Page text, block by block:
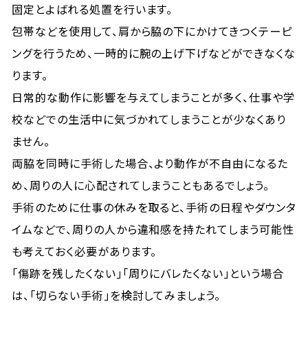
固定とよばれる処置を行います。
包帯などを使用して、肩から脇の下にかけてきつくテーピ
ングを行うため、一時的に腕の上げ下げなどができなくな
ります。
日常的な動作に影響を与えてしまうことが多く、仕事や学
校などでの生活中に気づかれてしまうことが少なくあり
ません。
両脇を同時に手術した場合、より動作が不自由になるた
め、周りの人に心配されてしまうこともあるでしょう。
手術のために仕事の休みを取ると、手術の日程やダウンタ
イムなどで、周りの人から違和感を持たれてしまう可能性
も考えておく必要があります。
「傷跡を残したくない」「周りにバレたくない」という場合
は、「切らない手術」を検討してみましょう。